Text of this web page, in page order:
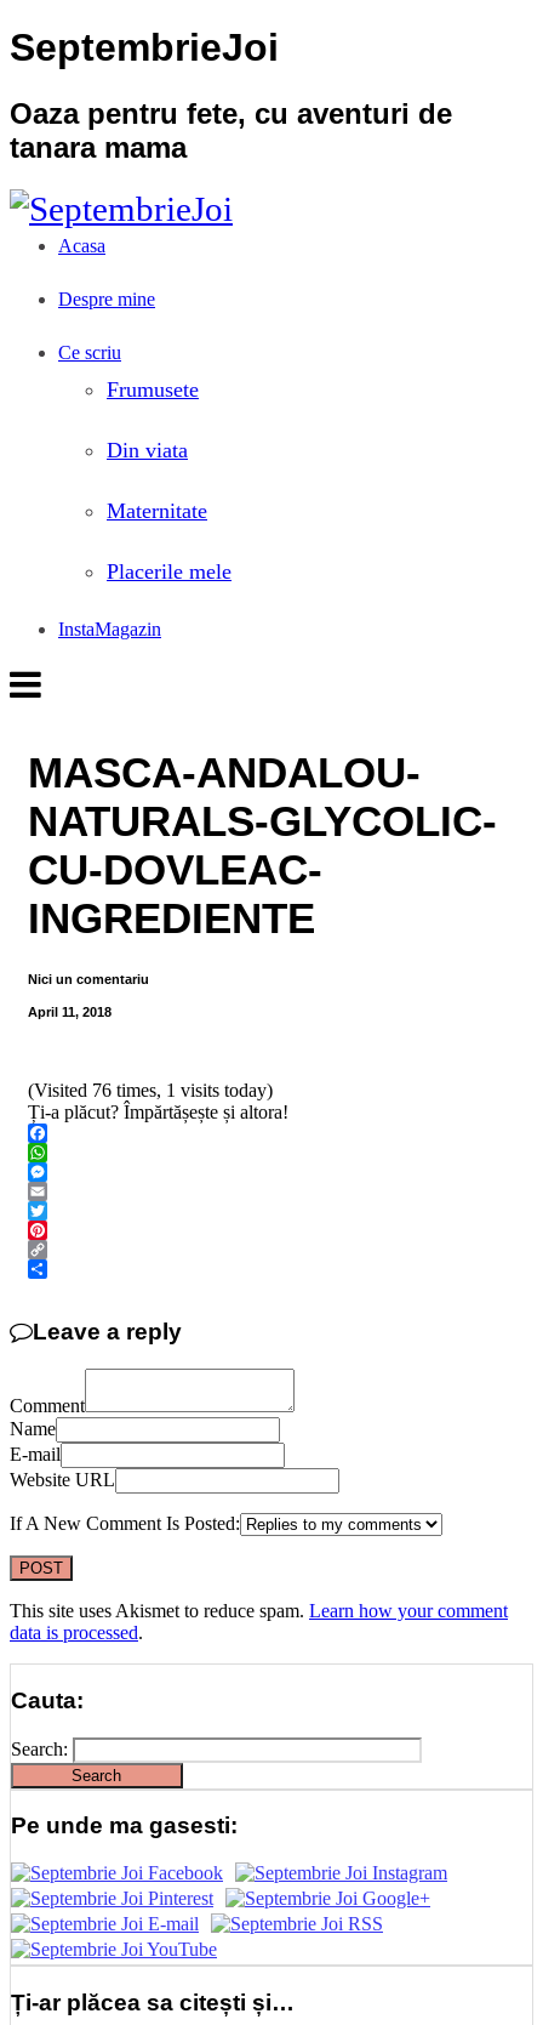
SeptembrieJoi
Oaza pentru fete, cu aventuri de
tanara mama
Acasa
Despre mine
Ce scriu
Frumusete
Din viata
Maternitate
Placerile mele
InstaMagazin
MASCA-ANDALOU-
NATURALS-GLYCOLIC-
CU-DOVLEAC-
INGREDIENTE
Nici un comentariu
April 11, 2018
(Visited 76 times, 1 visits today)
Ți-a plăcut? Împărtășește și altora!
Facebook
WhatsApp
Messenger
Email
Twitter
Pinterest
Copy
Leave a reply
Comment
Name
E-mail
Website URL
If A New Comment Is Posted:
This site uses Akismet to reduce spam. Learn how your comment
data is processed.
Cauta:
Search:
Pe unde ma gasesti:
Ți-ar plăcea sa citești și…